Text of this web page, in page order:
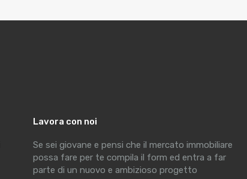
Lavora con noi
Se sei giovane e pensi che il mercato immobiliare
possa fare per te compila il form ed entra a far
parte di un nuovo e ambizioso progetto